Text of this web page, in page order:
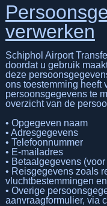
verwerken
Schiphol Airport
doordat u gebruik
deze
ons toestemming heeft
persoonsgegevens te
overzicht van de
• Opgegeven naam
• Adresgegevens
• Telefoonnummer
• E-mailadres
• Betaalgegevens
• Reisgegevens zoals
vluchtbestemmingen
• Overige
aanvraagformulier, via